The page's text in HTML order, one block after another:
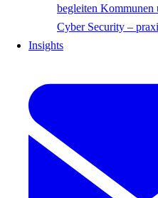
begleiten Kommunen
Cyber Security –
Insights